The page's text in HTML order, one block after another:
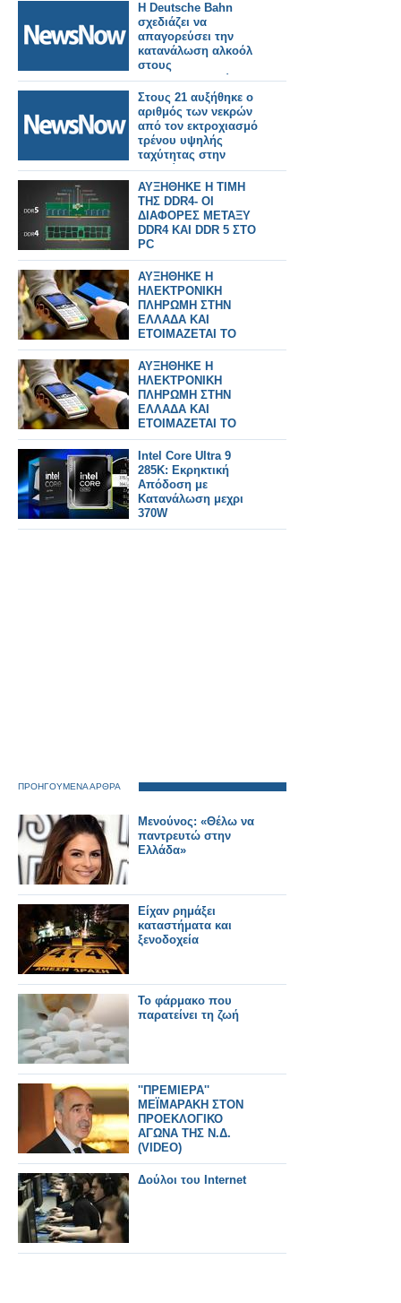
Η Deutsche Bahn
σχεδιάζει να
απαγορεύσει την
κατανάλωση αλκοόλ
στους
σιδηροδρομικούς
σταθμούς στη
Γερμανία.
Στους 21 αυξήθηκε ο
αριθμός των νεκρών
από τον εκτροχιασμό
τρένου υψηλής
ταχύτητας στην
Ισπανία
ΑΥΞΗΘΗΚΕ Η ΤΙΜΗ
ΤΗΣ DDR4- ΟΙ
ΔΙΑΦΟΡΕΣ ΜΕΤΑΞΥ
DDR4 KAI DDR 5 ΣΤΟ
PC
ΑΥΞΗΘΗΚΕ Η
ΗΛΕΚΤΡΟΝΙΚΗ
ΠΛΗΡΩΜΗ ΣΤΗΝ
ΕΛΛΑΔΑ ΚΑΙ
ΕΤΟΙΜΑΖΕΤΑΙ ΤΟ
ΤΕΛΟΣ ΤΩΝ
ΜΕΤΡΗΤΩΝ;
ΑΥΞΗΘΗΚΕ Η
ΗΛΕΚΤΡΟΝΙΚΗ
ΠΛΗΡΩΜΗ ΣΤΗΝ
ΕΛΛΑΔΑ ΚΑΙ
ΕΤΟΙΜΑΖΕΤΑΙ ΤΟ
ΤΕΛΟΣ ΤΩΝ
ΜΕΤΡΗΤΩΝ;
Intel Core Ultra 9
285K: Εκρηκτική
Απόδοση με
Κατανάλωση μεχρι
370W
ΠΡΟΗΓΟΥΜΕΝΑ ΑΡΘΡΑ
Μενούνος: «Θέλω να
παντρευτώ στην
Ελλάδα»
Είχαν ρημάξει
καταστήματα και
ξενοδοχεία
Το φάρμακο που
παρατείνει τη ζωή
''ΠΡΕΜΙΕΡΑ''
ΜΕΪΜΑΡΑΚΗ ΣΤΟΝ
ΠΡΟΕΚΛΟΓΙΚΟ
ΑΓΩΝΑ ΤΗΣ Ν.Δ.
(VIDEO)
Δούλοι του Internet